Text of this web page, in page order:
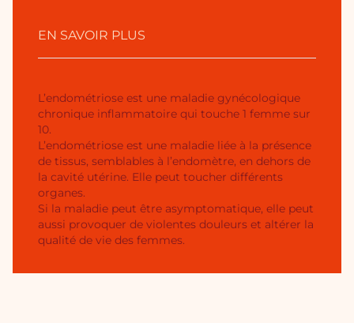
EN SAVOIR PLUS
L’endométriose est une maladie gynécologique
chronique inflammatoire qui touche 1 femme sur
10.
L’endométriose est une maladie liée à la présence
de tissus, semblables à l’endomètre, en dehors de
la cavité utérine. Elle peut toucher différents
organes.
Si la maladie peut être asymptomatique, elle peut
aussi provoquer de violentes douleurs et altérer la
qualité de vie des femmes.